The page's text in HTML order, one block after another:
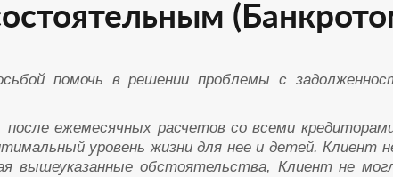
помочь в решении проблемы с
ежемесячных расчетов со всеми
уровень жизни для нее и детей. Клиент
вышеуказанные обстоятельства, Клиент не